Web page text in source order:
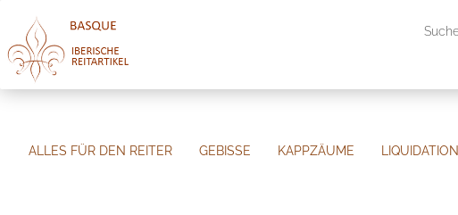
ALLES FÜR DEN REITER GEBISSE KAPPZÄUME LIQUIDATION